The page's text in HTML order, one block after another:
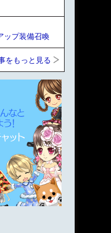
ップ装備召喚
をもっと見る